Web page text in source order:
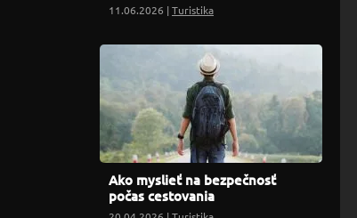
11.06.2026 |Turistika
Ako myslieť na bezpečnosť
počas cestovania